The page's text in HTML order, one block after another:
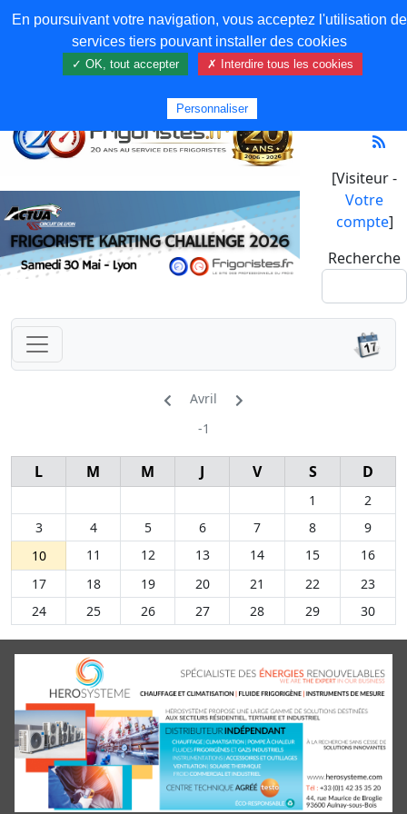
[Visiteur -
Votre
compte]
Recherche
Avril
-1
L M M J V S D
1
2
3
4 5 6 7 8
9
10
11 12 13 14 15
16
17
18 19 20 21 22
23
24
25 26 27 28 29 30
En poursuivant votre navigation, vous acceptez l'utilisation de
services tiers pouvant installer des cookies
✓ OK, tout accepter ✗ Interdire tous les cookies
Personnaliser